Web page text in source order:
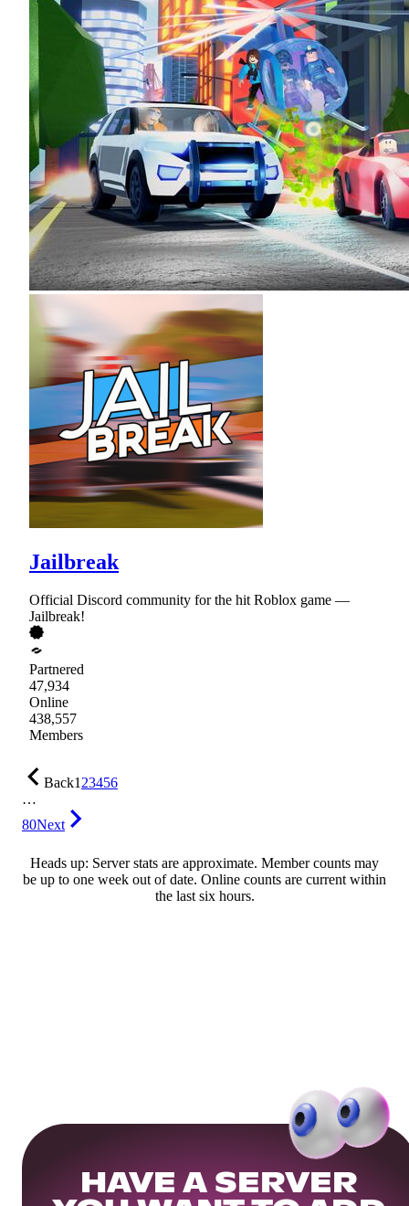
Jailbreak
Official Discord community for the hit Roblox game —
Jailbreak!
Partnered
47,934
Online
438,557
Members
Back123456
…
80Next
Heads up: Server stats are approximate. Member counts may
be up to one week out of date. Online counts are current within
the last six hours.
HAVE A SERVER